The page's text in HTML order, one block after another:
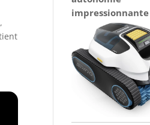
,
impressionnante